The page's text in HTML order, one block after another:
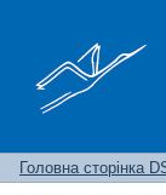
Головна сторінка